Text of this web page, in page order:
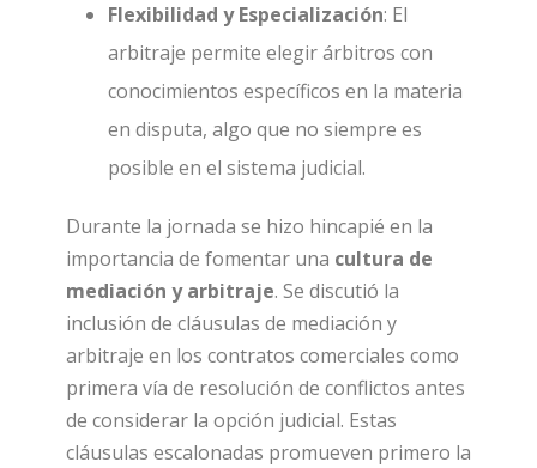
Flexibilidad y Especialización: El
arbitraje permite elegir árbitros con
conocimientos específicos en la materia
en disputa, algo que no siempre es
posible en el sistema judicial.
Durante la jornada se hizo hincapié en la
importancia de fomentar una cultura de
mediación y arbitraje. Se discutió la
inclusión de cláusulas de mediación y
arbitraje en los contratos comerciales como
primera vía de resolución de conflictos antes
de considerar la opción judicial. Estas
cláusulas escalonadas promueven primero la